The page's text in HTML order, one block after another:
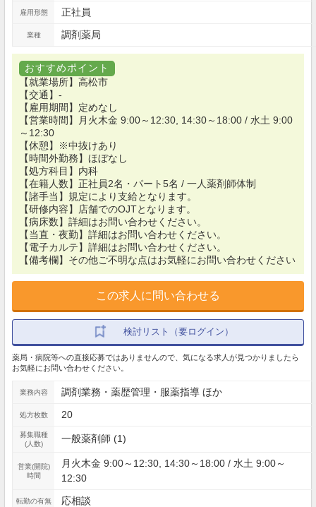
雇用形態 正社員
業種 調剤薬局
おすすめポイント
【就業場所】高松市
【交通】-
【雇用期間】定めなし
【営業時間】月火木金 9:00～12:30, 14:30～18:00 / 水土 9:00
～12:30
【休憩】※中抜けあり
【時間外勤務】ほぼなし
【処方科目】内科
【在籍人数】正社員2名・パート5名 / 一人薬剤師体制
【諸手当】規定により支給となります。
【研修内容】店舗でのOJTとなります。
【病床数】詳細はお問い合わせください。
【当直・夜勤】詳細はお問い合わせください。
【電子カルテ】詳細はお問い合わせください。
【備考欄】その他ご不明な点はお気軽にお問い合わせください
この求人に問い合わせる
検討リスト（要ログイン）
薬局・病院等への直接応募ではありませんので、気になる求人が見つかりましたら
お気軽にお問い合わせください。
業務内容 調剤業務・薬歴管理・服薬指導 ほか
処方枚数 20
募集職種
(人数)
一般薬剤師 (1)
営業(開院)
時間
月火木金 9:00～12:30, 14:30～18:00 / 水土 9:00～
12:30
転勤の有無 応相談